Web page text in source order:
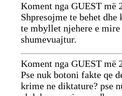
Koment nga GUEST më
Shpresojme te behet
te mbyllet njehere e
shumevuajtur.
Koment nga GUEST më
Pse nuk botoni fakte qe
krime ne diktature? pse